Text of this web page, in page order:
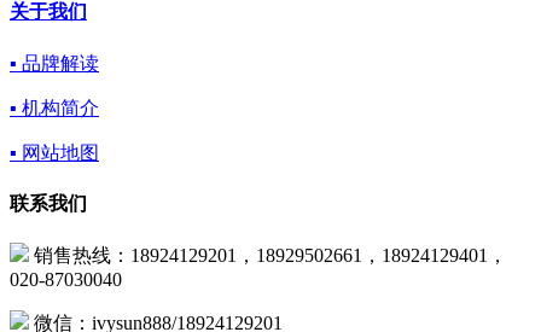
关于我们
▪ 品牌解读
▪ 机构简介
▪ 网站地图
联系我们
销售热线：18924129201，18929502661，18924129401，
020-87030040
微信：ivysun888/18924129201